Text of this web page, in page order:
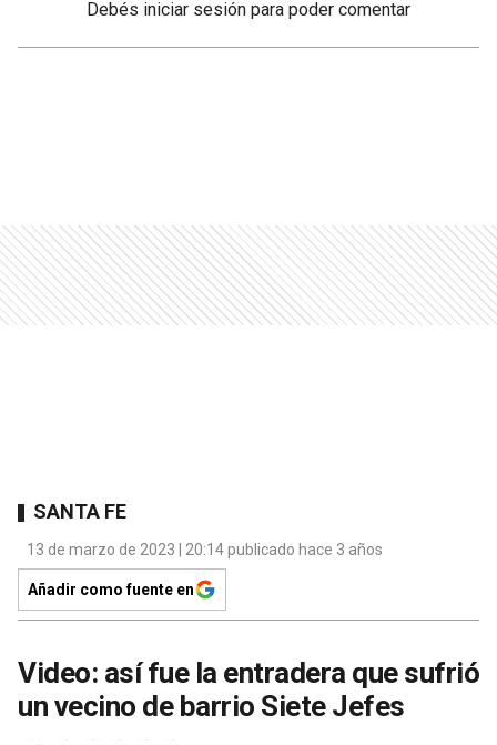
Debés iniciar sesión para poder comentar
SANTA FE
13 de marzo de 2023 | 20:14 publicado hace 3 años
Añadir como fuente en
Video: así fue la entradera que sufrió
un vecino de barrio Siete Jefes